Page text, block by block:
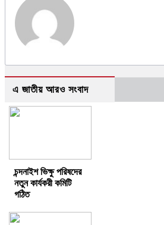
এ জাতীয় আরও সংবাদ
চন্দনাইশ ভিক্ষু পরিষদের
নতুন কার্যকরী কমিটি
গঠিত